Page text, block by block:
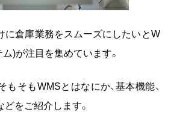
（平日：9:00 - 17:00）
に倉庫業務をスムーズにしたいとW
)が注目を集めています。
そもWMSとはなにか、基本機能、
をご紹介します。